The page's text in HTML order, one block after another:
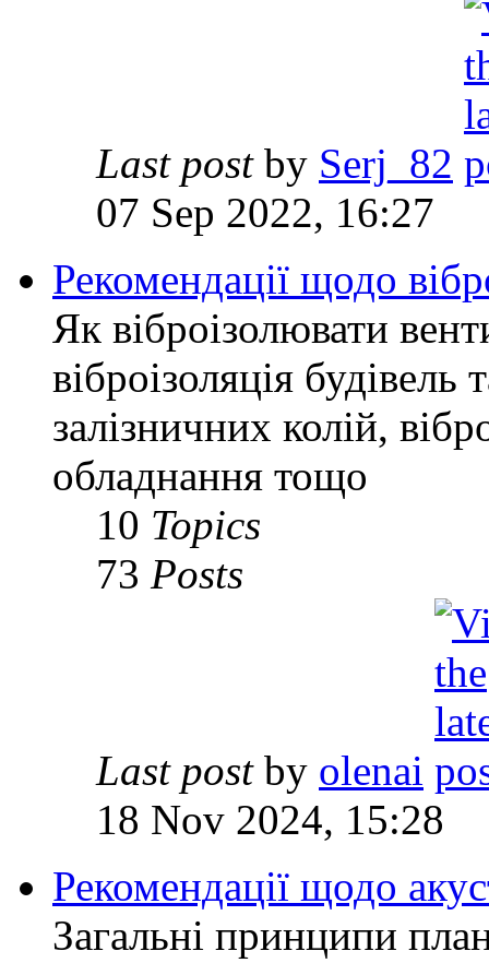
Last postby Serj_82
07 Sep 2022, 16:27
Рекомендації щодо
Як віброізолювати
віброізоляція
залізничних колій,
обладнання тощо
10 Topics
73 Posts
Last postby olenai
18 Nov 2024, 15:28
Рекомендації щодо
Загальні принципи